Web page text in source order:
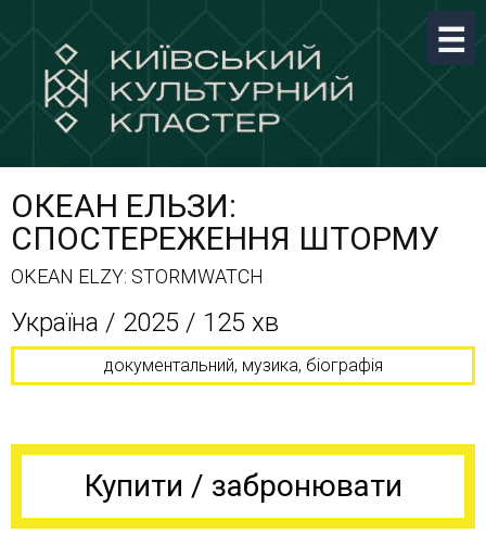
ОКЕАН ЕЛЬЗИ:
СПОСТЕРЕЖЕННЯ ШТОРМУ
OKEAN ELZY: STORMWATCH
Україна / 2025 / 125 хв
документальний, музика, біографія
Купити / забронювати